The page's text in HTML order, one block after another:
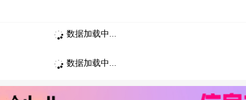
数据加载中...
数据加载中...